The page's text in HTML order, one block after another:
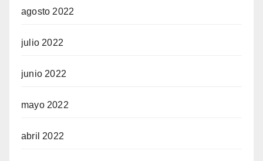
agosto 2022
julio 2022
junio 2022
mayo 2022
abril 2022